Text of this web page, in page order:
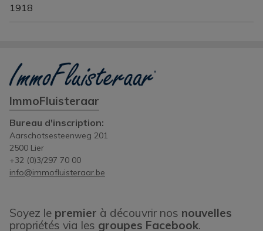
1918
ImmoFluisteraar
Bureau d'inscription:
Aarschotsesteenweg 201
2500 Lier
+32 (0)3/297 70 00
info@immofluisteraar.be
Soyez le premier à découvrir nos nouvelles
propriétés via les groupes Facebook.